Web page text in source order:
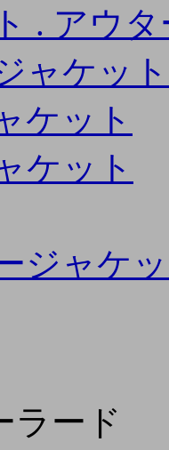
. アウタ
ャケット
ケット
ケット
ジャケ
ラード